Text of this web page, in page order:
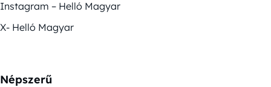
Instagram – Helló Magyar
X- Helló Magyar
Népszerű